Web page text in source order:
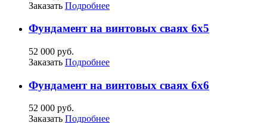
Заказать Подробнее
Фундамент на винтовых сваях 6х5
52 000 руб.
Заказать Подробнее
Фундамент на винтовых сваях 6х6
52 000 руб.
Заказать Подробнее